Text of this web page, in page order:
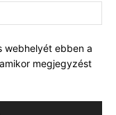
webhelyét ebben a
megjegyzést